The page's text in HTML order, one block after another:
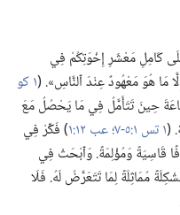
عَلَى كَامِلِ مَعْشَرِ إِخْوَتِكُمْ فِي
مَا هُوَ مَعْهُودٌ عِنْدَ ٱلنَّاسِ».‏ (‏ ١ كو
حِينَ تَتَأَمَّلُ فِي مَا يَحْصُلُ مَعَ
(‏١ تس ١:‏٥-‏٧؛‏ عب ١٢:‏١
‏)‏ فَكِّرْ فِي
قَاسِيَةً وَمُؤْلِمَةً.‏ وَٱبْحَثْ فِي
مُمَاثِلَةً لِمَا تَتَعَرَّضُ لَهُ.‏ فَلَا